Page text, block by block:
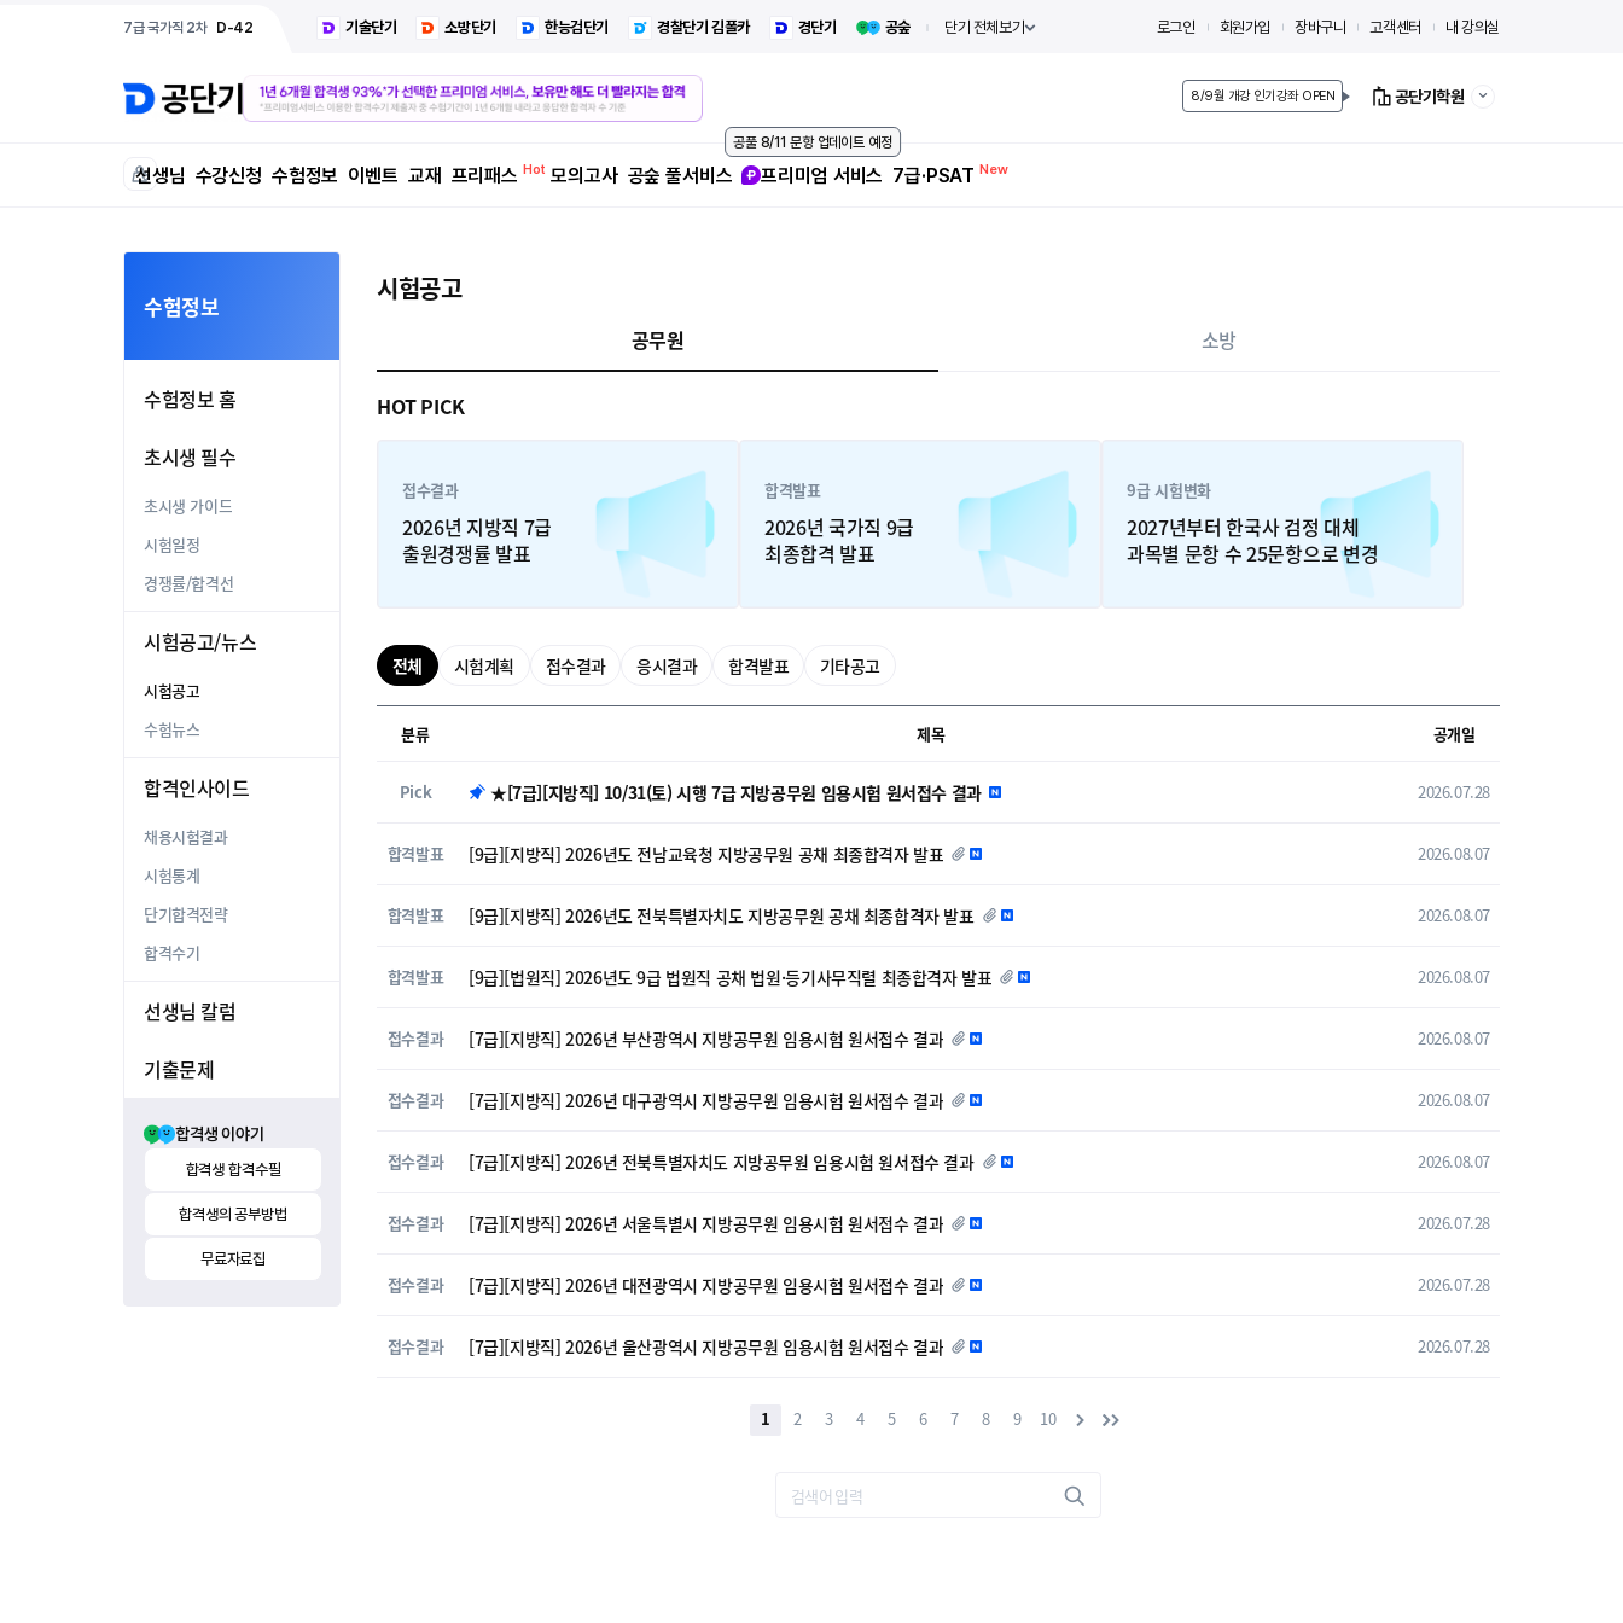
7급 국가직 2차 D-42 기술단기 소방단기 한능검단기 경찰단기 김폴카 경단기 공숲 단기 전체보기 로그인 회원가입 장바구니 고객센터 내 강의실
8/9월 개강 인기강좌 OPEN 공단기학원
선생님 수강신청 수험정보 이벤트 교재 프리패스 모의고사 공숲 풀서비스 프리미엄 서비스
공풀 8/11 문항 업데이트 예정
7급·PSAT
수험정보
수험정보 홈
초시생 필수
초시생 가이드
시험일정
경쟁률/합격선
시험공고/뉴스
시험공고
수험뉴스
합격인사이드
채용시험결과
시험통계
단기합격전략
합격수기
선생님 칼럼
기출문제
합격생 이야기
합격생 합격수필
합격생의 공부방법
무료자료집
시험공고
공무원 소방
HOT PICK
접수결과
2026년 지방직 7급
출원경쟁률 발표
합격발표
2026년 국가직 9급
최종합격 발표
9급 시험변화
2027년부터 한국사 검정 대체
과목별 문항 수 25문항으로 변경
전체 시험계획 접수결과 응시결과 합격발표 기타공고
분류 제목 공개일
Pick ★[7급][지방직] 10/31(토) 시행 7급 지방공무원 임용시험 원서접수 결과 2026.07.28
합격발표 [9급][지방직] 2026년도 전남교육청 지방공무원 공채 최종합격자 발표​​​​​​​​​​​​​ 2026.08.07
합격발표 [9급][지방직] 2026년도 전북특별자치도 지방공무원 공채 최종합격자 발표​​​​​​​​​​​​​ 2026.08.07
합격발표 [9급][법원직] 2026년도 9급 법원직 공채 법원·등기사무직렬 최종합격자 발표 2026.08.07
접수결과 [7급][지방직] 2026년 부산광역시 지방공무원 임용시험 원서접수 결과 2026.08.07
접수결과 [7급][지방직] 2026년 대구광역시 지방공무원 임용시험 원서접수 결과 2026.08.07
접수결과 [7급][지방직] 2026년 전북특별자치도 지방공무원 임용시험 원서접수 결과 2026.08.07
접수결과 [7급][지방직] 2026년 서울특별시 지방공무원 임용시험 원서접수 결과 2026.07.28
접수결과 [7급][지방직] 2026년 대전광역시 지방공무원 임용시험 원서접수 결과 2026.07.28
접수결과 [7급][지방직] 2026년 울산광역시 지방공무원 임용시험 원서접수 결과 2026.07.28
1 2 3 4 5 6 7 8 9 10